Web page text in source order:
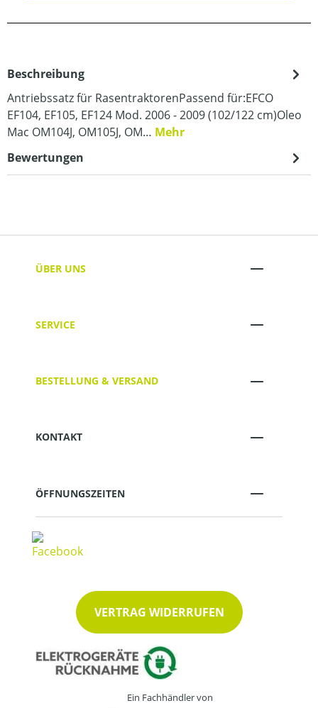
Beschreibung
Antriebssatz für RasentraktorenPassend für:EFCO
EF104, EF105, EF124 Mod. 2006 - 2009 (102/122 cm)Oleo
Mac OM104J, OM105J, OM… Mehr
Bewertungen
ÜBER UNS
SERVICE
BESTELLUNG & VERSAND
KONTAKT
ÖFFNUNGSZEITEN
VERTRAG WIDERRUFEN
Ein Fachhändler von